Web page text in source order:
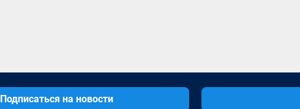
Подписаться на новости